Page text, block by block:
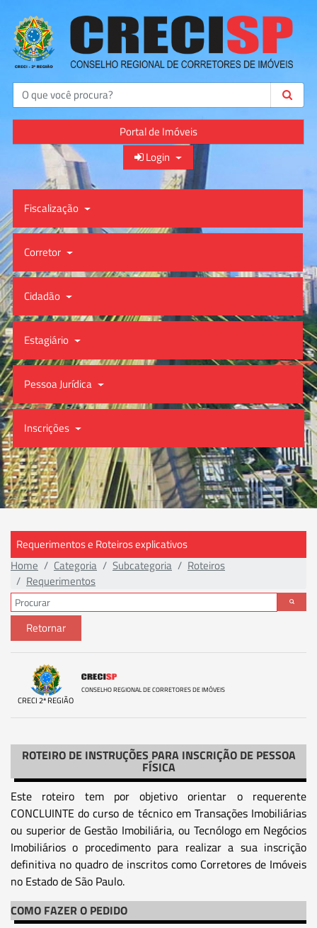
Buscar
Portal de Imóveis
Login
Fiscalização
Corretor
Cidadão
Estagiário
Pessoa Jurídica
Inscrições
Requerimentos e Roteiros explicativos
Home
Categoria Subcategoria
Roteiros
Requerimentos
Retornar
CRECI 2ª REGIÃO
CONSELHO REGIONAL DE CORRETORES DE IMÓVEIS
ROTEIRO DE INSTRUÇÕES PARA INSCRIÇÃO DE PESSOA
FÍSICA
Este roteiro tem por objetivo orientar o requerente
CONCLUINTE do curso de técnico em Transações Imobiliárias
ou superior de Gestão Imobiliária, ou Tecnólogo em Negócios
Imobiliários o procedimento para realizar a sua inscrição
definitiva no quadro de inscritos como Corretores de Imóveis
no Estado de São Paulo.
COMO FAZER O PEDIDO